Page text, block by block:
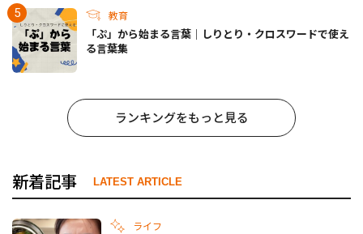
教育
「ぷ」から始まる言葉｜しりとり・クロスワードで使え
る言葉集
ランキングをもっと見る
新着記事 LATEST ARTICLE
ライフ